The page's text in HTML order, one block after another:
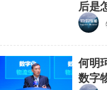
后是
何明
数字